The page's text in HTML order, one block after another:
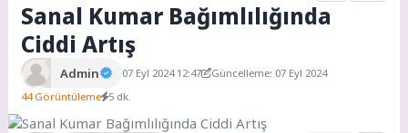
Sanal Kumar Bağımlılığında
Ciddi Artış
Admin 07 Eyl 2024 12:47
Güncelleme: 07 Eyl 2024
44 Görüntüleme 5 dk.